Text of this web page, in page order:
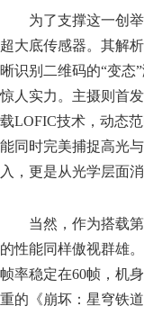
为了支撑这一创
超大底传感器。其解
晰识别二维码的“变态
惊人实力。主摄则首
载LOFIC技术，动态
能同时完美捕捉高光
入，更是从光学层面
当然，作为搭载
的性能同样傲视群雄
帧率稳定在60帧，机
重的《崩坏：星穹铁